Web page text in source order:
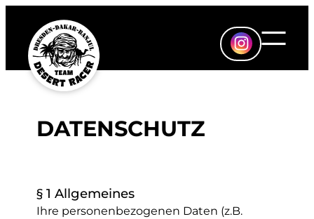
Inhalt
springen
DATENSCHUTZ
§ 1 Allgemeines
Ihre personenbezogenen Daten (z.B.